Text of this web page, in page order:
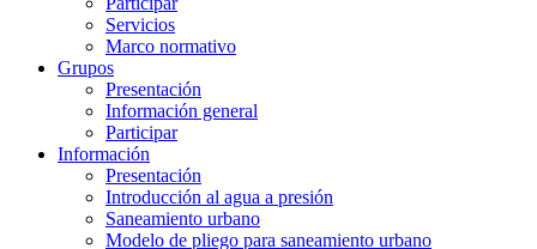
Servicios
Marco normativo
Grupos
Presentación
Información general
Participar
Información
Presentación
Introducción al agua a presión
Saneamiento urbano
Modelo de pliego para saneamiento urbano